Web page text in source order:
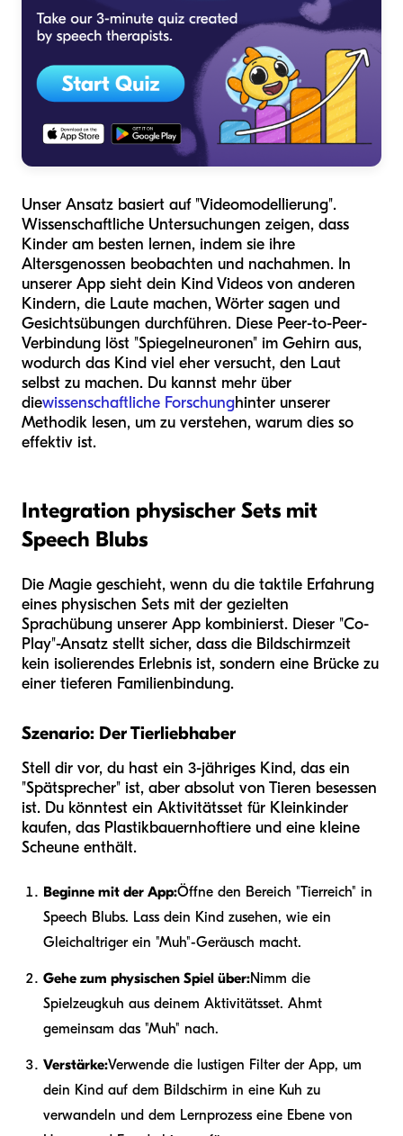
Unser Ansatz basiert auf "Videomodellierung".
Wissenschaftliche Untersuchungen zeigen, dass
Kinder am besten lernen, indem sie ihre
Altersgenossen beobachten und nachahmen. In
unserer App sieht dein Kind Videos von anderen
Kindern, die Laute machen, Wörter sagen und
Gesichtsübungen durchführen. Diese Peer-to-Peer-
Verbindung löst "Spiegelneuronen" im Gehirn aus,
wodurch das Kind viel eher versucht, den Laut
selbst zu machen. Du kannst mehr über
diewissenschaftliche Forschunghinter unserer
Methodik lesen, um zu verstehen, warum dies so
effektiv ist.
Integration physischer Sets mit
Speech Blubs
Die Magie geschieht, wenn du die taktile Erfahrung
eines physischen Sets mit der gezielten
Sprachübung unserer App kombinierst. Dieser "Co-
Play"-Ansatz stellt sicher, dass die Bildschirmzeit
kein isolierendes Erlebnis ist, sondern eine Brücke zu
einer tieferen Familienbindung.
Szenario: Der Tierliebhaber
Stell dir vor, du hast ein 3-jähriges Kind, das ein
"Spätsprecher" ist, aber absolut von Tieren besessen
ist. Du könntest ein Aktivitätsset für Kleinkinder
kaufen, das Plastikbauernhoftiere und eine kleine
Scheune enthält.
Beginne mit der App:Öffne den Bereich "Tierreich" in
Speech Blubs. Lass dein Kind zusehen, wie ein
Gleichaltriger ein "Muh"-Geräusch macht.
Gehe zum physischen Spiel über:Nimm die
Spielzeugkuh aus deinem Aktivitätsset. Ahmt
gemeinsam das "Muh" nach.
Verstärke:Verwende die lustigen Filter der App, um
dein Kind auf dem Bildschirm in eine Kuh zu
verwandeln und dem Lernprozess eine Ebene von